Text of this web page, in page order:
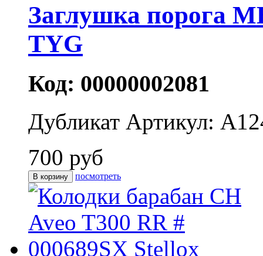
Заглушка порога
TYG
Код: 00000002081
Дубликат Артикул:
700 руб
посмотреть